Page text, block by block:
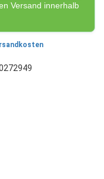
Versand innerhalb